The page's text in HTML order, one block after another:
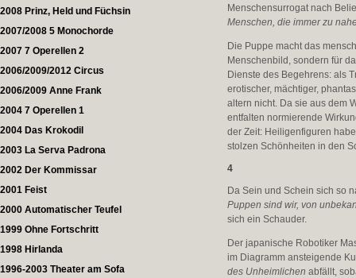
2008 Prinz, Held und Füchsin
2007/2008 5 Monochorde
2007 7 Operellen 2
2006/2009/2012 Circus
2006/2009 Anne Frank
2004 7 Operellen 1
2004 Das Krokodil
2003 La Serva Padrona
2002 Der Kommissar
2001 Feist
2000 Automatischer Teufel
1999 Ohne Fortschritt
1998 Hirlanda
1996-2003 Theater am Sofa
Menschensurrogat nach
Menschen, die immer zu
Die Puppe macht das
Menschenbild, sondern für
Dienste des Begehrens: als
erotischer, mächtiger,
altern nicht. Da sie aus dem
entfalten normierende
der Zeit: Heiligenfiguren
stolzen Schönheiten in den
4
Da Sein und Schein sich so
Puppen sind wir, von
sich ein Schauder.
Der japanische Robotiker
im Diagramm ansteigende
des Unheimlichen abfällt,